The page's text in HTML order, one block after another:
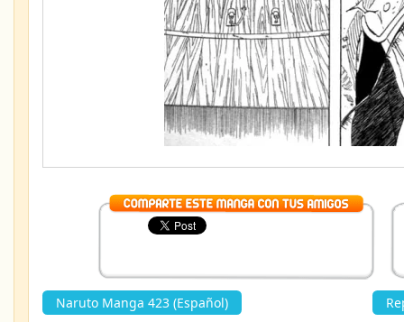
Naruto Manga 423 (Español)